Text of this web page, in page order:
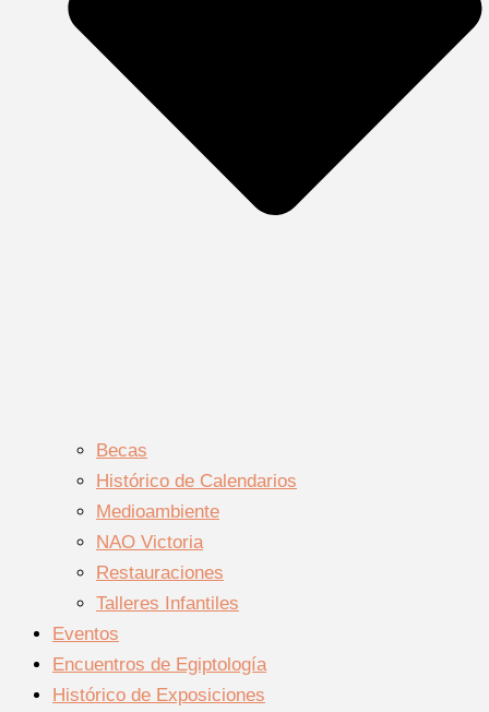
Becas
Histórico de Calendarios
Medioambiente
NAO Victoria
Restauraciones
Talleres Infantiles
Eventos
Encuentros de Egiptología
Histórico de Exposiciones